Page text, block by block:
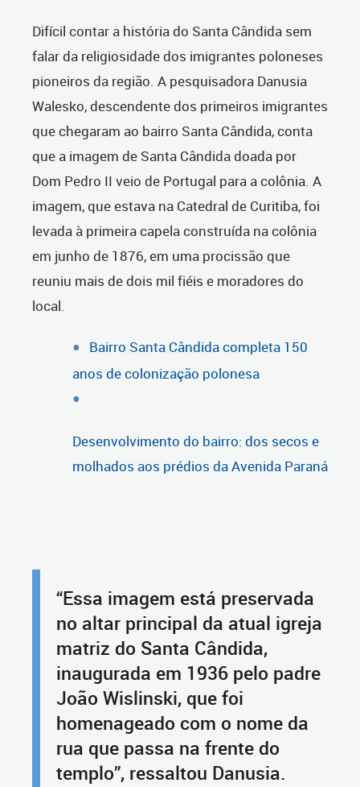
Difícil contar a história do Santa Cândida sem
falar da religiosidade dos imigrantes poloneses
pioneiros da região. A pesquisadora Danusia
Walesko, descendente dos primeiros imigrantes
que chegaram ao bairro Santa Cândida, conta
que a imagem de Santa Cândida doada por
Dom Pedro II veio de Portugal para a colônia. A
imagem, que estava na Catedral de Curitiba, foi
levada à primeira capela construída na colônia
em junho de 1876, em uma procissão que
reuniu mais de dois mil fiéis e moradores do
local.
Bairro Santa Cândida completa 150
anos de colonização polonesa
Desenvolvimento do bairro: dos secos e
molhados aos prédios da Avenida Paraná
“Essa imagem está preservada
no altar principal da atual igreja
matriz do Santa Cândida,
inaugurada em 1936 pelo padre
João Wislinski, que foi
homenageado com o nome da
rua que passa na frente do
templo”, ressaltou Danusia.